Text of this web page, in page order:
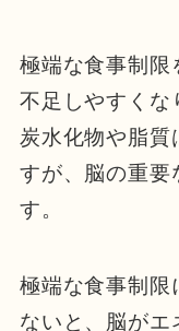
極端な食事制限
不足しやすくな
炭水化物や脂質
すが、脳の重要
す。
極端な食事制限
ないと、脳がエ